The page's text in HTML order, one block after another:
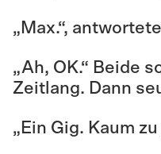
„Max.“,
„Ah, OK.“ Beide
Zeitlang. Dann
„Ein Gig. Kaum